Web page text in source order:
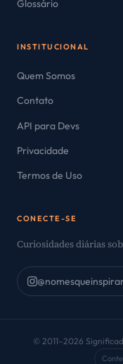
Glossário
INSTITUCIONAL
Quem Somos
Contato
API para Devs
Privacidade
Termos de Uso
CONECTE-SE
Curiosidades diárias
© 2011–2026